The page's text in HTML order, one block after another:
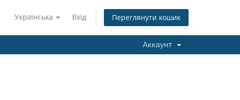
Українська Вхід Переглянути кошик
Аккаунт